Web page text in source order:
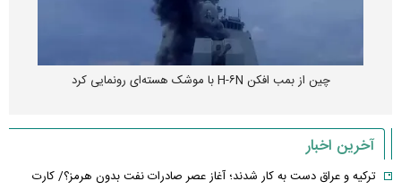
چین از بمب افکن H-۶N با موشک هسته‌ای رونمایی کرد
آخرین اخبار
ترکیه و عراق دست به کار شدند؛ آغاز عصر صادرات نفت بدون هرمز؟/ کارت